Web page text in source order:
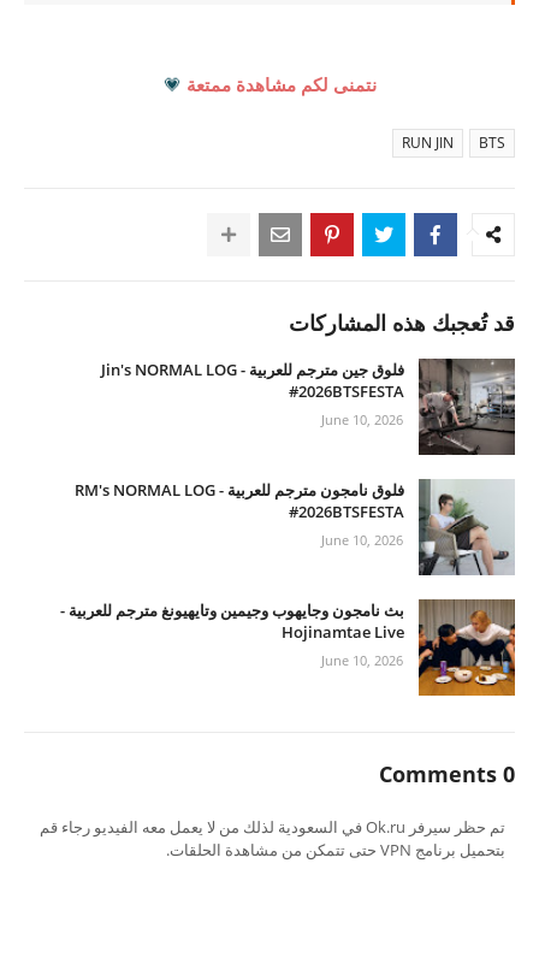
نتمنى لكم مشاهدة ممتعة 💗
BTS
RUN JIN
قد تُعجبك هذه المشاركات
فلوق جين مترجم للعربية - Jin's NORMAL LOG
#2026BTSFESTA
June 10, 2026
فلوق نامجون مترجم للعربية - RM's NORMAL LOG
#2026BTSFESTA
June 10, 2026
بث نامجون وجايهوب وجيمين وتايهيونغ مترجم للعربية -
Hojinamtae Live
June 10, 2026
0 Comments
تم حظر سيرفر Ok.ru في السعودية لذلك من لا يعمل معه الفيديو رجاء قم
بتحميل برنامج VPN حتى تتمكن من مشاهدة الحلقات.